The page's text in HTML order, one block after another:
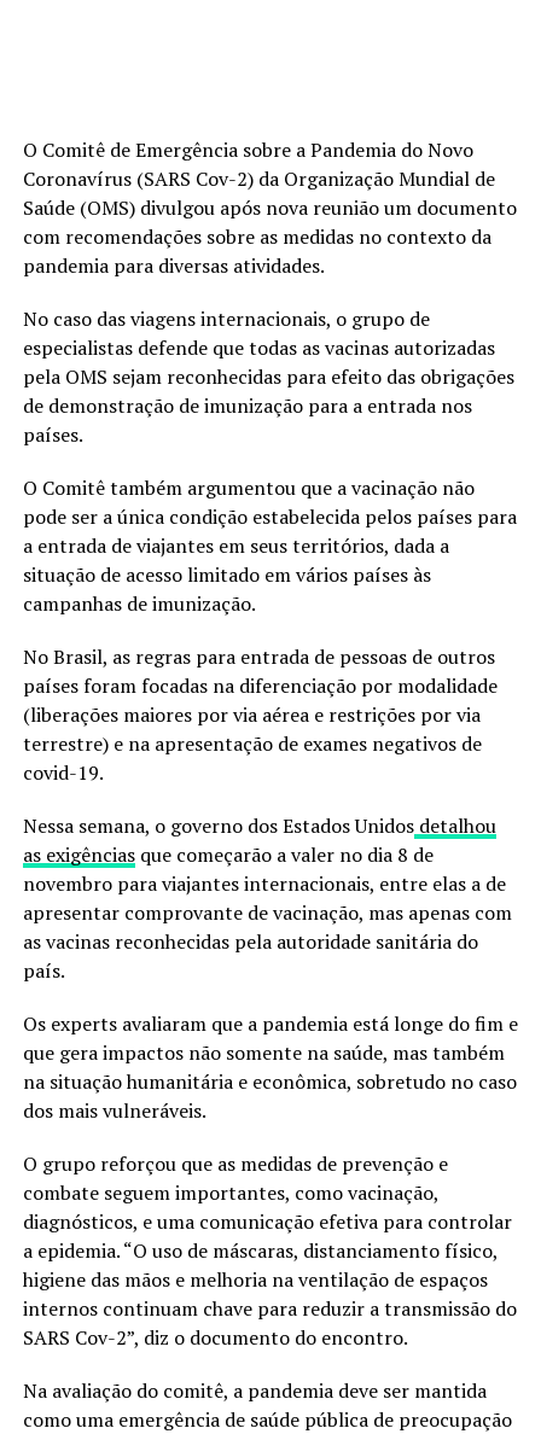
O Comitê de Emergência sobre a Pandemia do Novo
Coronavírus (SARS Cov-2) da Organização Mundial de
Saúde (OMS) divulgou após nova reunião um documento
com recomendações sobre as medidas no contexto da
pandemia para diversas atividades.
No caso das viagens internacionais, o grupo de
especialistas defende que todas as vacinas autorizadas
pela OMS sejam reconhecidas para efeito das obrigações
de demonstração de imunização para a entrada nos
países.
O Comitê também argumentou que a vacinação não
pode ser a única condição estabelecida pelos países para
a entrada de viajantes em seus territórios, dada a
situação de acesso limitado em vários países às
campanhas de imunização.
No Brasil, as regras para entrada de pessoas de outros
países foram focadas na diferenciação por modalidade
(liberações maiores por via aérea e restrições por via
terrestre) e na apresentação de exames negativos de
covid-19.
Nessa semana, o governo dos Estados Unidosdetalhou
as exigênciasque começarão a valer no dia 8 de
novembro para viajantes internacionais, entre elas a de
apresentar comprovante de vacinação, mas apenas com
as vacinas reconhecidas pela autoridade sanitária do
país.
Os experts avaliaram que a pandemia está longe do fim e
que gera impactos não somente na saúde, mas também
na situação humanitária e econômica, sobretudo no caso
dos mais vulneráveis.
O grupo reforçou que as medidas de prevenção e
combate seguem importantes, como vacinação,
diagnósticos, e uma comunicação efetiva para controlar
a epidemia. “O uso de máscaras, distanciamento físico,
higiene das mãos e melhoria na ventilação de espaços
internos continuam chave para reduzir a transmissão do
SARS Cov-2”, diz o documento do encontro.
Na avaliação do comitê, a pandemia deve ser mantida
como uma emergência de saúde pública de preocupação